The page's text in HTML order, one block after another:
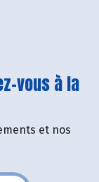
vous à la
et nos